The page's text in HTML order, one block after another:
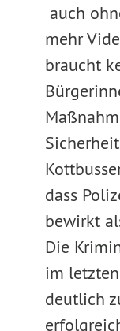
auch
mehr
braucht
dass
bewirkt
Die
im
deutlich